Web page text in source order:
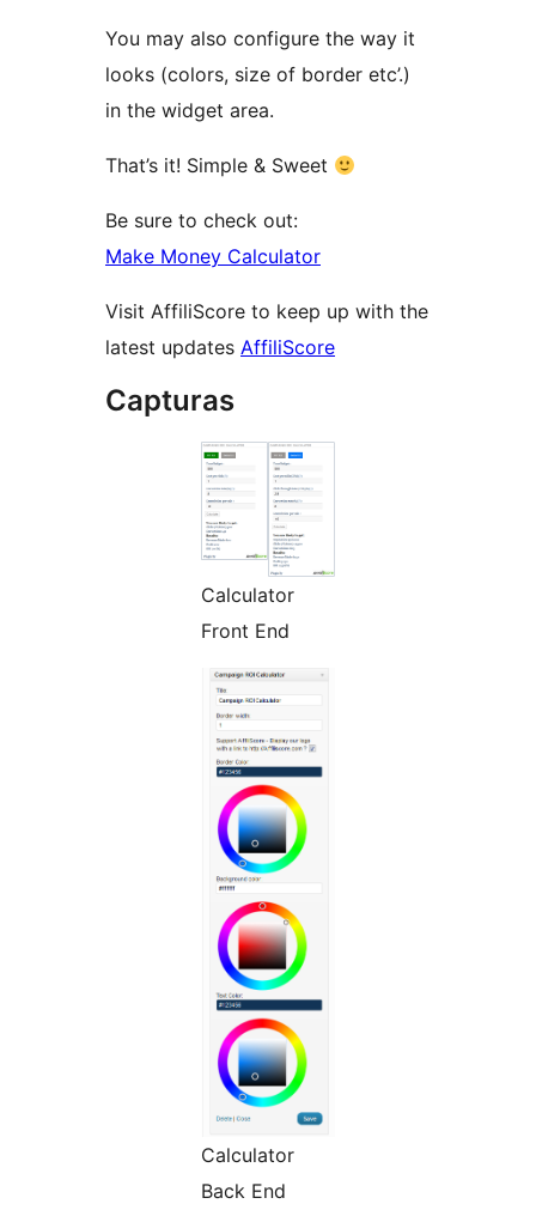
You may also configure the way it
looks (colors, size of border etc’.)
in the widget area.
That’s it! Simple & Sweet
Be sure to check out:
Make Money Calculator
Visit AffiliScore to keep up with the
latest updates AffiliScore
Capturas
Calculator
Front End
Calculator
Back End